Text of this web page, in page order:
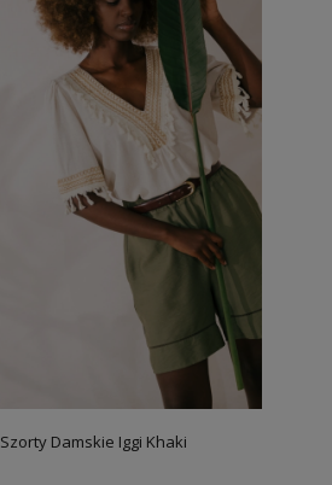
Szorty Damskie Iggi Khaki